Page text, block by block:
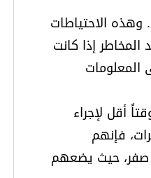
وهذه الاحتياطات
إذا كانت
المعلومات
أقل لإجراء
فإنهم
صفر، حيث يضعهم